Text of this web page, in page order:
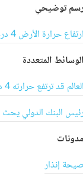
توضيحي
حرارة الأرض 4 درجات مئوية – يجب، ويمكن، أن نوقفه
المتعددة
قد ترتفع حرارته 4 درجات مئوية بنهاية هذا القرن
البنك الدولي
إنذار